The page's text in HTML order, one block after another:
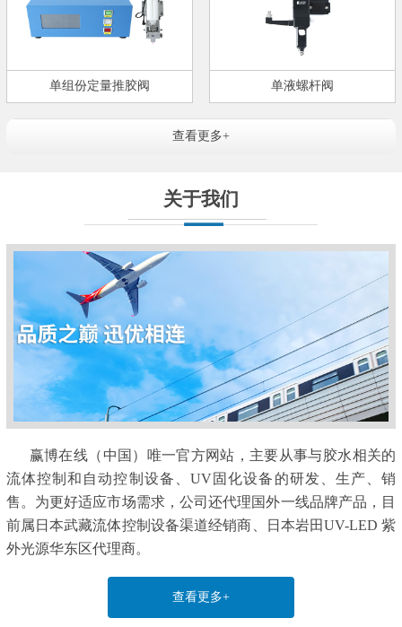
单组份定量推胶阀 单液螺杆阀
查看更多+
关于我们
赢博在线（中国）唯一官方网站，主要从事与胶水相关的
流体控制和自动控制设备、UV固化设备的研发、生产、销
售。为更好适应市场需求，公司还代理国外一线品牌产品，目
前属日本武藏流体控制设备渠道经销商、日本岩田UV-LED 紫
外光源华东区代理商。
查看更多+